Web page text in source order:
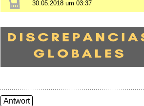
30.05.2018 um 03:37
Antwort